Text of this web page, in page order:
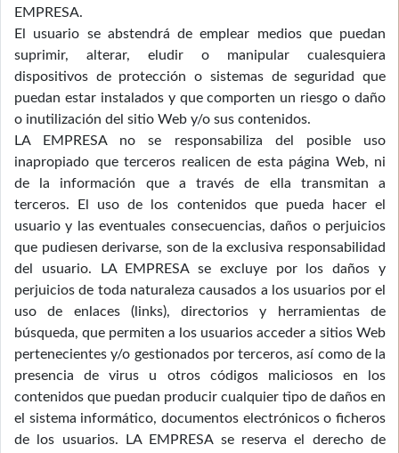
EMPRESA.
El usuario se abstendrá de emplear medios que puedan
suprimir, alterar, eludir o manipular cualesquiera
dispositivos de protección o sistemas de seguridad que
puedan estar instalados y que comporten un riesgo o daño
o inutilización del sitio Web y/o sus contenidos.
LA EMPRESA no se responsabiliza del posible uso
inapropiado que terceros realicen de esta página Web, ni
de la información que a través de ella transmitan a
terceros. El uso de los contenidos que pueda hacer el
usuario y las eventuales consecuencias, daños o perjuicios
que pudiesen derivarse, son de la exclusiva responsabilidad
del usuario. LA EMPRESA se excluye por los daños y
perjuicios de toda naturaleza causados a los usuarios por el
uso de enlaces (links), directorios y herramientas de
búsqueda, que permiten a los usuarios acceder a sitios Web
pertenecientes y/o gestionados por terceros, así como de la
presencia de virus u otros códigos maliciosos en los
contenidos que puedan producir cualquier tipo de daños en
el sistema informático, documentos electrónicos o ficheros
de los usuarios. LA EMPRESA se reserva el derecho de